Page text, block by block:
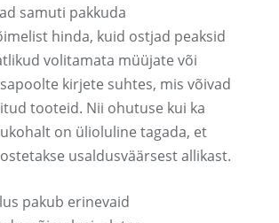
samuti pakkuda
hinda, kuid ostjad peaksid
volitamata müüjate või
kirjete suhtes, mis võivad
tooteid. Nii ohutuse kui ka
on ülioluline tagada, et
usaldusväärsest allikast.
pakub erinevaid